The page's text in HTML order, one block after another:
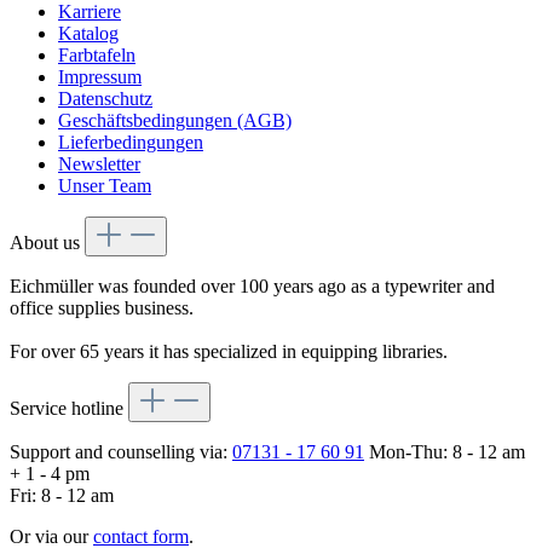
Karriere
Katalog
Farbtafeln
Impressum
Datenschutz
Geschäftsbedingungen (AGB)
Lieferbedingungen
Newsletter
Unser Team
About us
Eichmüller was founded over 100 years ago as a typewriter and
office supplies business.
For over 65 years it has specialized in equipping libraries.
Service hotline
Support and counselling via: 07131 - 17 60 91 Mon-Thu: 8 - 12 am
+ 1 - 4 pm
Fri: 8 - 12 am
Or via ourcontact form.